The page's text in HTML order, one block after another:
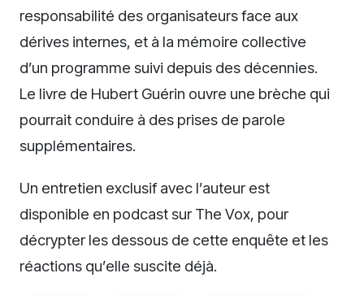
responsabilité des organisateurs face aux
dérives internes, et à la mémoire collective
d’un programme suivi depuis des décennies.
Le livre de Hubert Guérin ouvre une brèche qui
pourrait conduire à des prises de parole
supplémentaires.
Un entretien exclusif avec l’auteur est
disponible en podcast sur The Vox, pour
décrypter les dessous de cette enquête et les
réactions qu’elle suscite déjà.